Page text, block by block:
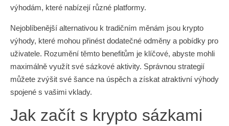
výhodám, které nabízejí různé platformy.
Nejoblíbenější alternativou k tradičním měnám jsou krypto
výhody, které mohou přinést dodatečné odměny a pobídky pro
uživatele. Rozumění těmto benefitům je klíčové, abyste mohli
maximálně využít své sázkové aktivity. Správnou strategií
můžete zvýšit své šance na úspěch a získat atraktivní výhody
spojené s vašimi vklady.
Jak začít s krypto sázkami